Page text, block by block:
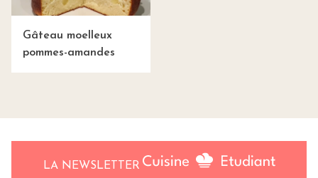
Gâteau moelleux
pommes-amandes
LA NEWSLETTER